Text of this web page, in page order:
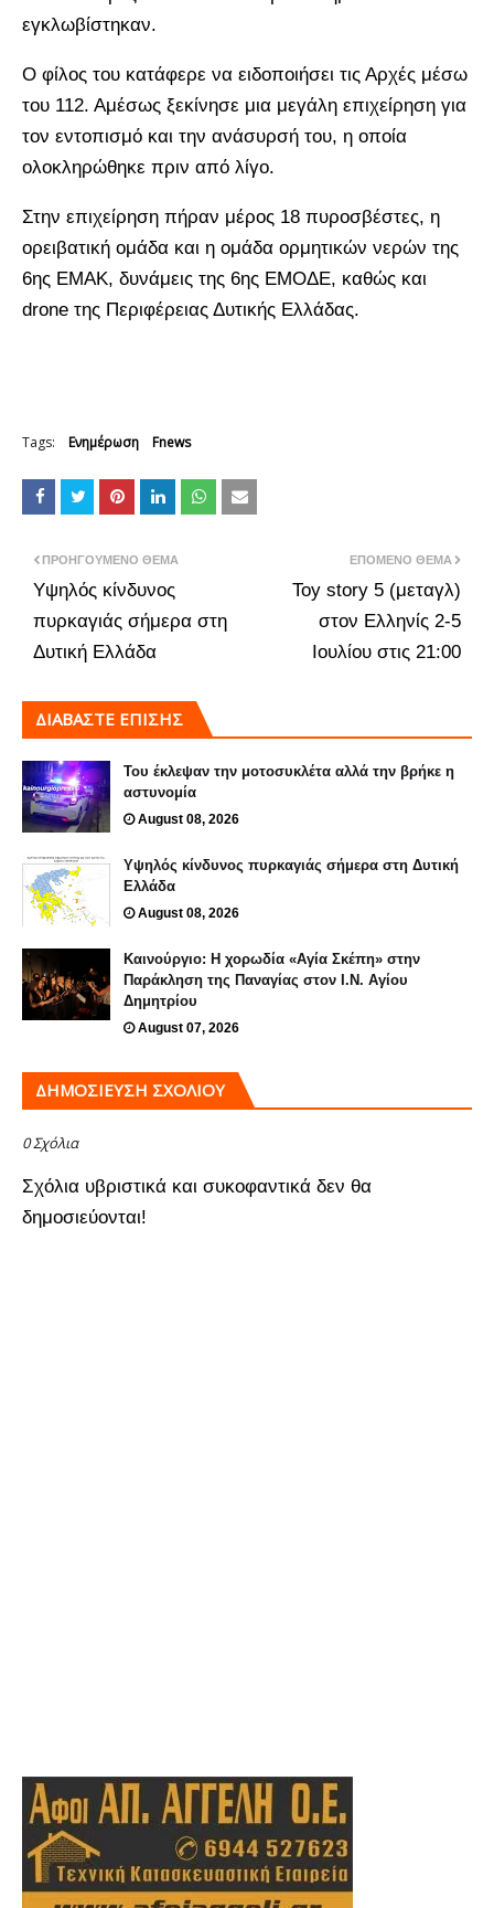
εγκλωβίστηκαν.
Ο φίλος του κατάφερε να ειδοποιήσει τις Αρχές μέσω
του 112. Αμέσως ξεκίνησε μια μεγάλη επιχείρηση για
τον εντοπισμό και την ανάσυρσή του, η οποία
ολοκληρώθηκε πριν από λίγο.
Στην επιχείρηση πήραν μέρος 18 πυροσβέστες, η
ορειβατική ομάδα και η ομάδα ορμητικών νερών της
6ης ΕΜΑΚ, δυνάμεις της 6ης ΕΜΟΔΕ, καθώς και
drone της Περιφέρειας Δυτικής Ελλάδας.
Tags: Ενημέρωση Fnews
ΕΠΌΜΕΝΟ ΘΈΜΑ
Toy story 5 (μεταγλ)
στον Ελληνίς 2-5
Ιουλίου στις 21:00
ΠΡΟΗΓΟΎΜΕΝΟ ΘΈΜΑ
Υψηλός κίνδυνος
πυρκαγιάς σήμερα στη
Δυτική Ελλάδα
ΔΙΑΒΑΣΤΕ ΕΠΙΣΗΣ
Του έκλεψαν την μοτοσυκλέτα αλλά την βρήκε η
αστυνομία
August 08, 2026
Υψηλός κίνδυνος πυρκαγιάς σήμερα στη Δυτική
Ελλάδα
August 08, 2026
Καινούργιο: Η χορωδία «Αγία Σκέπη» στην
Παράκληση της Παναγίας στον Ι.Ν. Αγίου
Δημητρίου
August 07, 2026
ΔΗΜΟΣΊΕΥΣΗ ΣΧΟΛΊΟΥ
0 Σχόλια
Σχόλια υβριστικά και συκοφαντικά δεν θα
δημοσιεύονται!